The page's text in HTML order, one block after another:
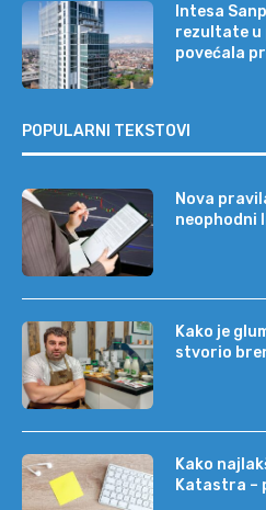
Intesa
rezultate u
povećala
POPULARNI TEKSTOVI
Nova
neophodni
Kako je
stvorio
Kako
Katastra –